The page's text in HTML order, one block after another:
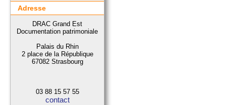
Adresse
DRAC Grand Est
Documentation patrimoniale
Palais du Rhin
2 place de la République
67082 Strasbourg
03 88 15 57 55
contact